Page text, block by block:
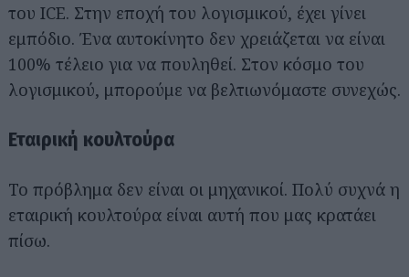
του ICE. Στην εποχή του λογισμικού, έχει γίνει
εμπόδιο. Ένα αυτοκίνητο δεν χρειάζεται να είναι
100% τέλειο για να πουληθεί. Στον κόσμο του
λογισμικού, μπορούμε να βελτιωνόμαστε συνεχώς.
Εταιρική κουλτούρα
Το πρόβλημα δεν είναι οι μηχανικοί. Πολύ συχνά η
εταιρική κουλτούρα είναι αυτή που μας κρατάει
πίσω.